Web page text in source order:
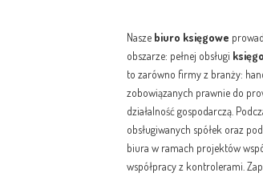
Nasze biuro księgowe
obszarze: pełnej obsługi
to zarówno firmy z branży:
zobowiązanych prawnie do
działalność gospodarczą.
obsługiwanych spółek oraz
biura w ramach projektów
współpracy z kontrolerami.